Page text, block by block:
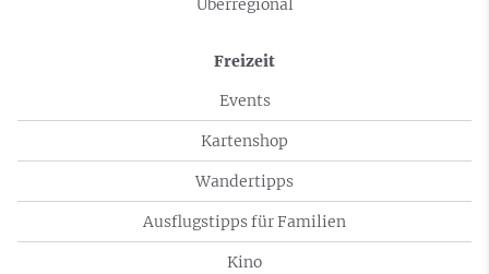
Freizeit
Events
Kartenshop
Wandertipps
Ausflugstipps für Familien
Kino